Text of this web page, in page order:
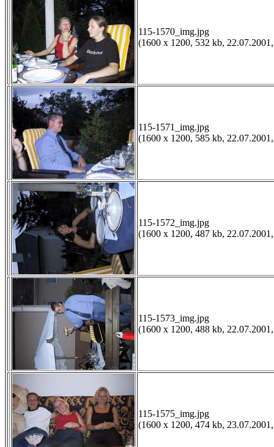
115-1570_img.jpg
(1600 x 1200, 532 kb,
115-1571_img.jpg
(1600 x 1200, 585 kb,
115-1572_img.jpg
(1600 x 1200, 487 kb,
115-1573_img.jpg
(1600 x 1200, 488 kb,
115-1575_img.jpg
(1600 x 1200, 474 kb,